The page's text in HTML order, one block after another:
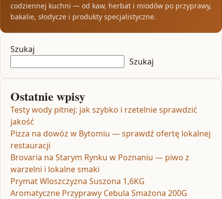
codziennej kuchni — od kaw, herbat i miodów po przyprawy,
bakalie, słodycze i produkty specjalistyczne.
Szukaj
Szukaj
Ostatnie wpisy
Testy wody pitnej: jak szybko i rzetelnie sprawdzić
jakość
Pizza na dowóz w Bytomiu — sprawdź ofertę lokalnej
restauracji
Brovaria na Starym Rynku w Poznaniu — piwo z
warzelni i lokalne smaki
Prymat Wloszczyzna Suszona 1,6KG
Aromatyczne Przyprawy Cebula Smażona 200G